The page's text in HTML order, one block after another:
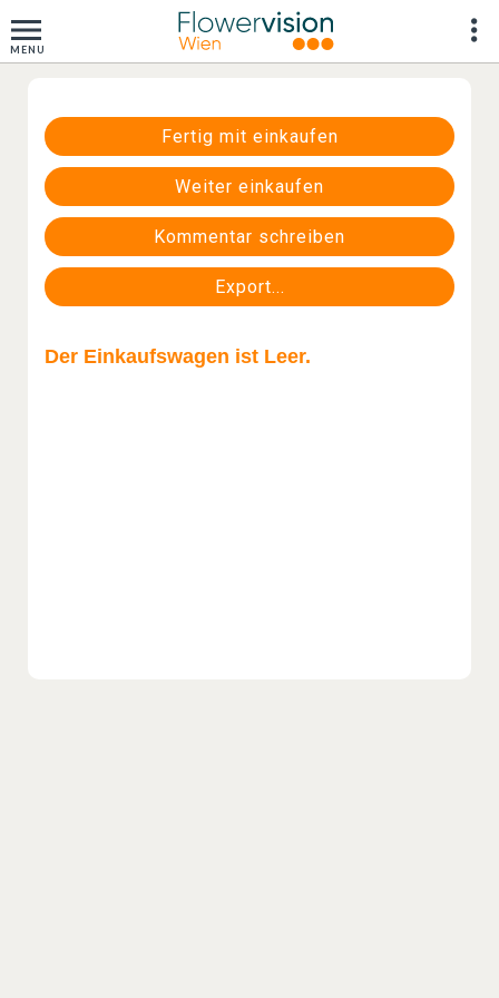
fertig mit einkaufen
weiter einkaufen
kommentar schreiben
export...
Der Einkaufswagen ist Leer.